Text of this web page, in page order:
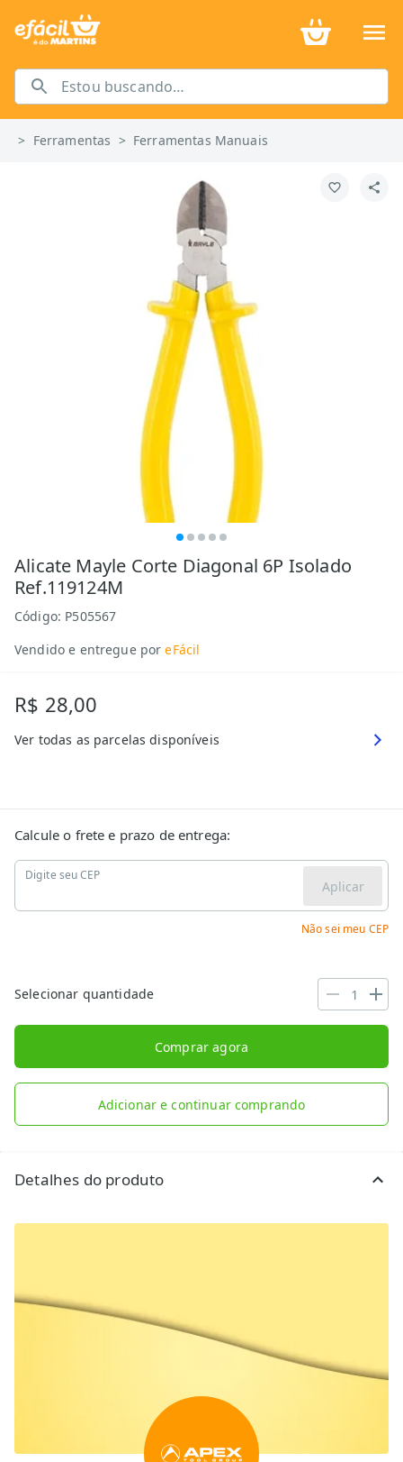
> Ferramentas > Ferramentas Manuais
Alicate Mayle Corte Diagonal 6P Isolado
Ref.119124M
Código: P505567
Vendido e entregue por eFácil
R$ 28,00
Ver todas as parcelas disponíveis
Calcule o frete e prazo de entrega:
Digite seu CEP
Aplicar
Não sei meu CEP
Selecionar quantidade
Comprar agora
Adicionar e continuar comprando
Detalhes do produto